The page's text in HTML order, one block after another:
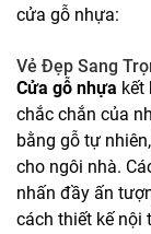
cửa gỗ nhựa:
Vẻ Đẹp Sang
Cửa gỗ nhựa kết
chắc chắn của
bằng gỗ tự
cho ngôi nhà.
nhấn đầy ấn
cách thiết kế nội